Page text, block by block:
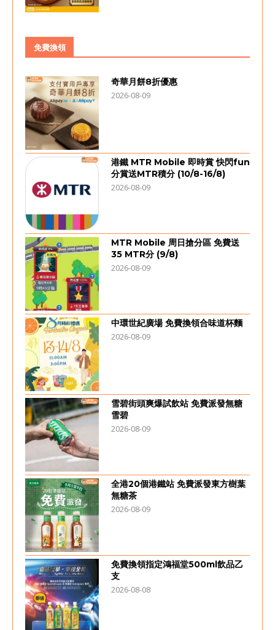
免費換領
奇華月餅8折優惠
2026-08-09
港鐵 MTR Mobile 即時賞 快閃fun
分賞送MTR積分 (10/8-16/8)
2026-08-09
MTR Mobile 周日搶分區 免費送
35 MTR分 (9/8)
2026-08-09
中環世紀廣場 免費換領合味道杯麵
2026-08-09
雪碧街頭爽爆試飲站 免費派發無糖
雪碧
2026-08-09
全港20個港鐵站 免費派發東方樹葉
無糖茶
2026-08-09
免費換領指定鴻福堂500ml飲品乙
支
2026-08-08